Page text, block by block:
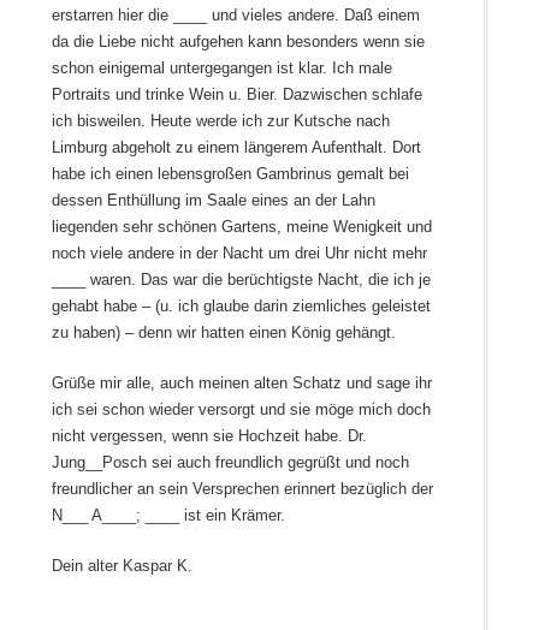
erstarren hier die ____ und vieles andere. Daß einem
da die Liebe nicht aufgehen kann besonders wenn sie
schon einigemal untergegangen ist klar. Ich male
Portraits und trinke Wein u. Bier. Dazwischen schlafe
ich bisweilen. Heute werde ich zur Kutsche nach
Limburg abgeholt zu einem längerem Aufenthalt. Dort
habe ich einen lebensgroßen Gambrinus gemalt bei
dessen Enthüllung im Saale eines an der Lahn
liegenden sehr schönen Gartens, meine Wenigkeit und
noch viele andere in der Nacht um drei Uhr nicht mehr
____ waren. Das war die berüchtigste Nacht, die ich je
gehabt habe – (u. ich glaube darin ziemliches geleistet
zu haben) – denn wir hatten einen König gehängt.
Grüße mir alle, auch meinen alten Schatz und sage ihr
ich sei schon wieder versorgt und sie möge mich doch
nicht vergessen, wenn sie Hochzeit habe. Dr.
Jung__Posch sei auch freundlich gegrüßt und noch
freundlicher an sein Versprechen erinnert bezüglich der
N___ A____; ____ ist ein Krämer.
Dein alter Kaspar K.